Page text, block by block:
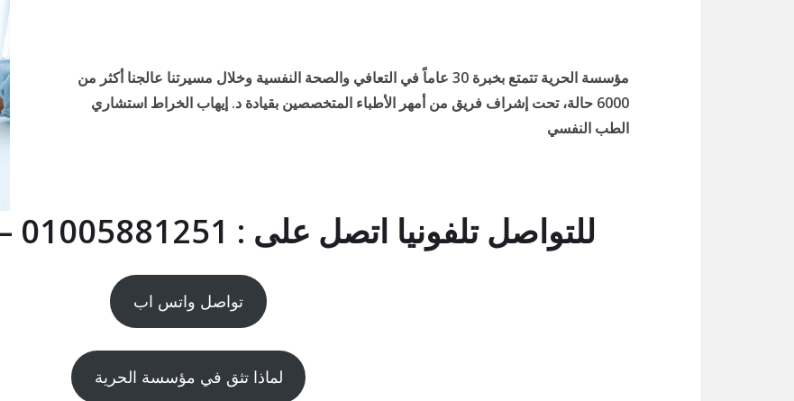
مؤسسة الحرية تتمتع بخبرة 30 عاماً في التعافي والصحة النفسية وخلال مسيرتنا عالجنا أكثر من
6000 حالة، تحت إشراف فريق من أمهر الأطباء المتخصصين بقيادة د. إيهاب الخراط استشاري
الطب النفسي
للتواصل تلفونيا اتصل على : 01005881251 – 01091786267
تواصل واتس اب
لماذا تثق في مؤسسة الحرية